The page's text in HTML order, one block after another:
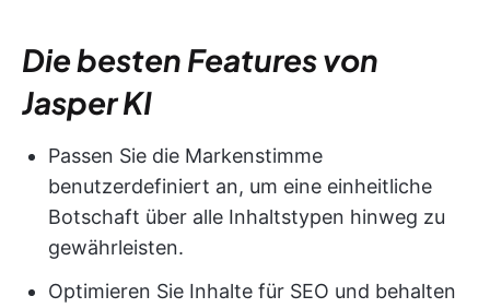
Die besten Features von
Jasper KI
Passen Sie die Markenstimme
benutzerdefiniert an, um eine einheitliche
Botschaft über alle Inhaltstypen hinweg zu
gewährleisten.
Optimieren Sie Inhalte für SEO und behalten